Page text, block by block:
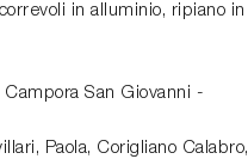
in alluminio, ripiano in
Campora San Giovanni -
Paola, Corigliano Calabro,